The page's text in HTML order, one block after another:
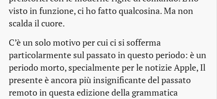
visto in funzione, ci ho fatto qualcosina. Ma non
scalda il cuore.
C’è un solo motivo per cui ci si sofferma
particolarmente sul passato in questo periodo: è un
periodo morto, specialmente per le notizie Apple, Il
presente è ancora più insignificante del passato
remoto in questa edizione della grammatica